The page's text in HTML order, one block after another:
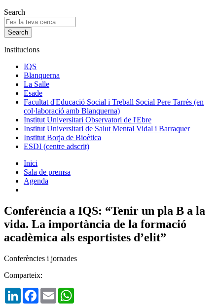
Search
Institucions
IQS
Blanquerna
La Salle
Esade
Facultat d'Educació Social i Treball Social Pere Tarrés (en
col·laboració amb Blanquerna)
Institut Universitari Observatori de l'Ebre
Institut Universitari de Salut Mental Vidal i Barraquer
Institut Borja de Bioètica
ESDI (centre adscrit)
Inici
Sala de premsa
Agenda
Conferència a IQS: “Tenir un pla B a la
vida. La importància de la formació
acadèmica als esportistes d’elit”
Conferències i jornades
Comparteix:
LinkedInFacebook
Email